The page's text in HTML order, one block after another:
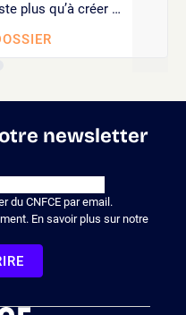
plus qu’à créer …
newsletter
du CNFCE par email.
En savoir plus sur notre